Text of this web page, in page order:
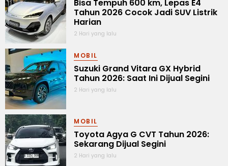
Bisa Tempuh 600 km, Lepas E4
Tahun 2026 Cocok Jadi SUV Listrik
Harian
2 Hari yang lalu
MOBIL
Suzuki Grand Vitara GX Hybrid
Tahun 2026: Saat Ini Dijual Segini
2 Hari yang lalu
MOBIL
Toyota Agya G CVT Tahun 2026:
Sekarang Dijual Segini
2 Hari yang lalu